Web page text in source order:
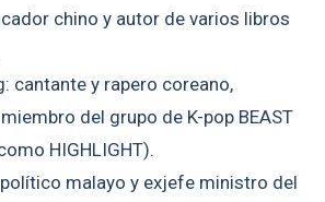
chino y autor de varios libros
cantante y rapero coreano,
del grupo de K-pop BEAST
HIGHLIGHT).
político malayo y exjefe ministro del